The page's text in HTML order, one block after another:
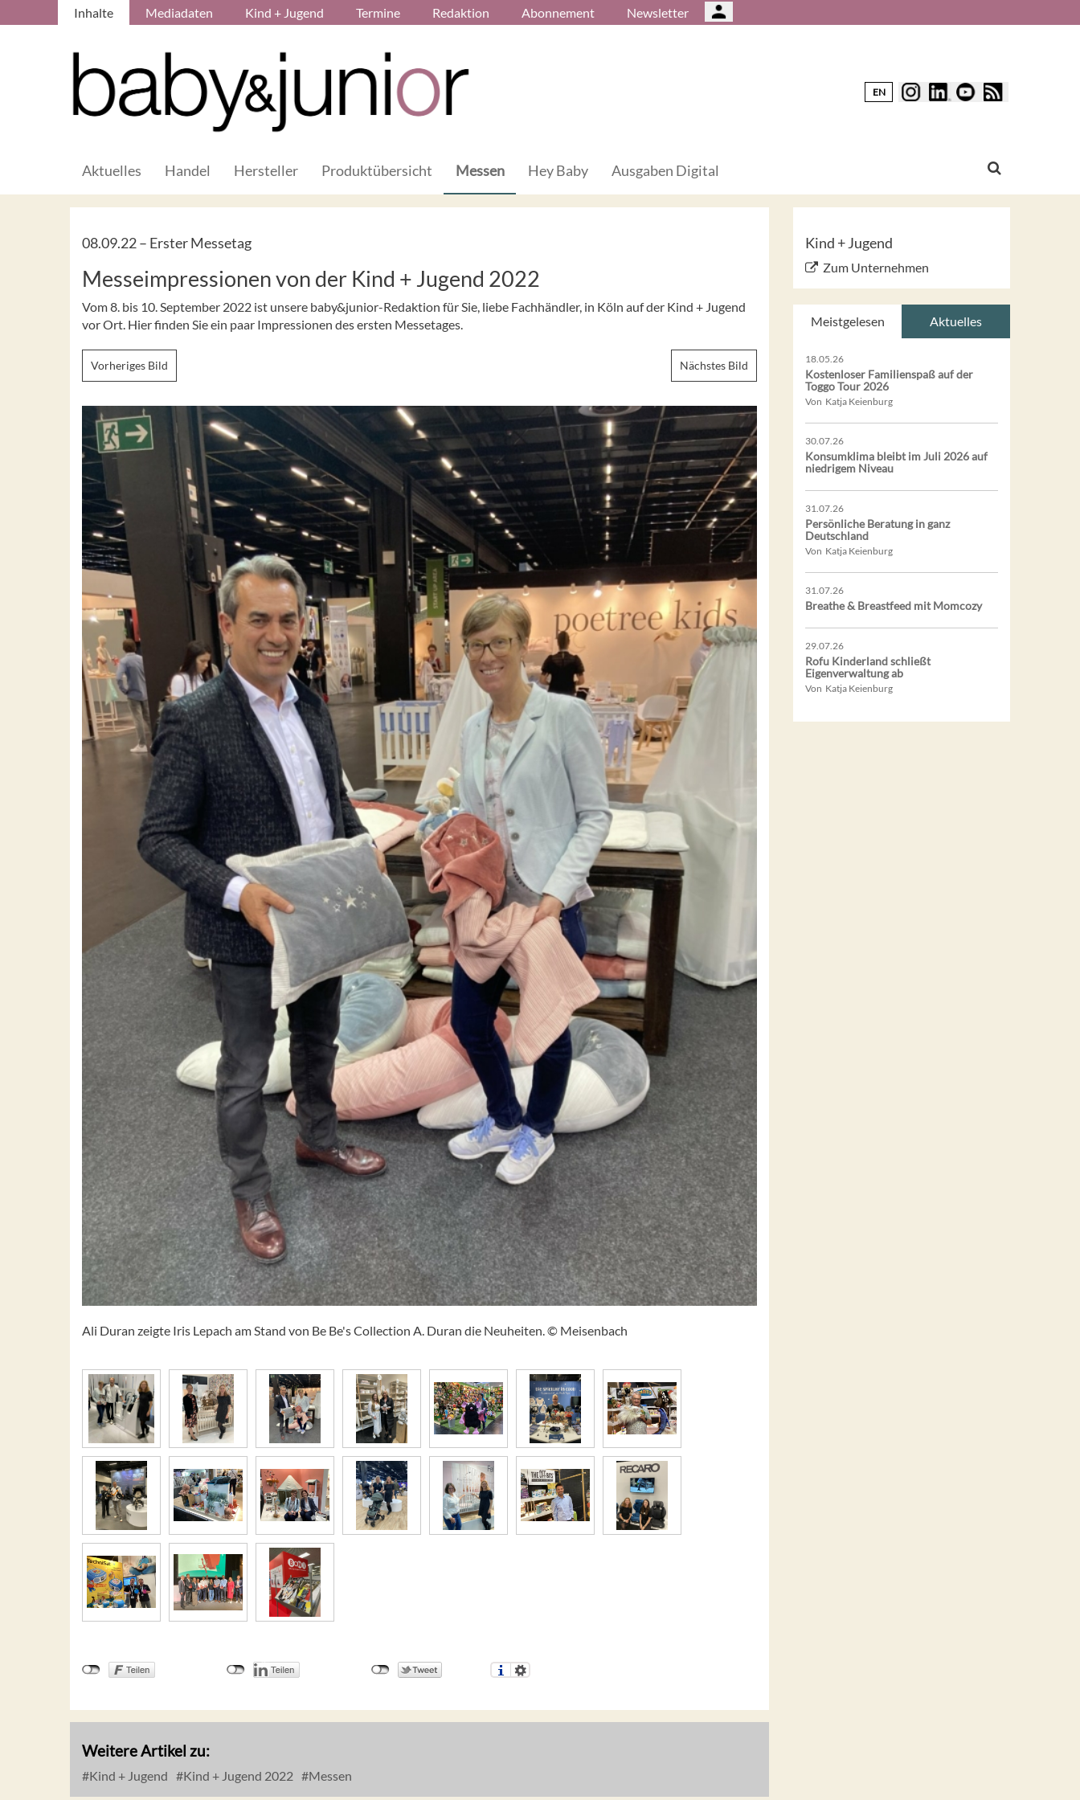
Inhalte Mediadaten Kind + Jugend Termine Redaktion Abonnement Newsletter
EN
Aktuelles Handel Hersteller Produktübersicht Messen Hey Baby Ausgaben Digital
08.09.22 – Erster Messetag
Messeimpressionen von der Kind + Jugend 2022
Vom 8. bis 10. September 2022 ist unsere baby&junior-Redaktion für Sie, liebe Fachhändler, in Köln auf der Kind + Jugend
vor Ort. Hier finden Sie ein paar Impressionen des ersten Messetages.
Vorheriges Bild Nächstes Bild
Ali Duran zeigte Iris Lepach am Stand von Be Be's Collection A. Duran die Neuheiten. © Meisenbach
Weitere Artikel zu:
Kind + Jugend Kind + Jugend 2022 Messen
Kind + Jugend
Zum Unternehmen
Meistgelesen Aktuelles
18.05.26
Kostenloser Familienspaß auf der
Toggo Tour 2026
Von Katja Keienburg
30.07.26
Konsumklima bleibt im Juli 2026 auf
niedrigem Niveau
31.07.26
Persönliche Beratung in ganz
Deutschland
Von Katja Keienburg
31.07.26
Breathe & Breastfeed mit Momcozy
29.07.26
Rofu Kinderland schließt
Eigenverwaltung ab
Von Katja Keienburg